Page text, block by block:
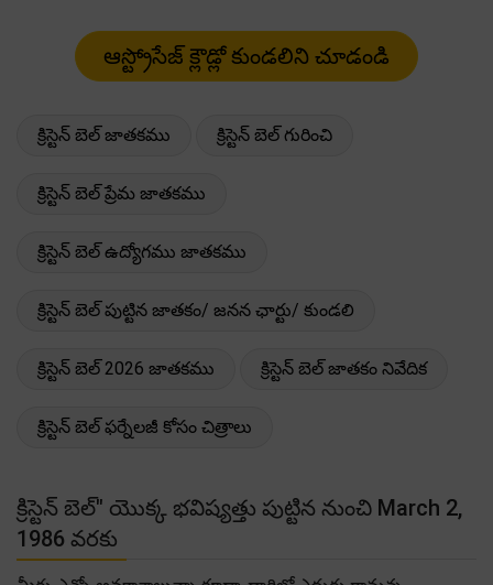
క్రిస్టెన్ బెల్ జాతకము క్రిస్టెన్ బెల్ గురించి
క్రిస్టెన్ బెల్ ప్రేమ జాతకము
క్రిస్టెన్ బెల్ ఉద్యోగము జాతకము
క్రిస్టెన్ బెల్ పుట్టిన జాతకం/ జనన ఛార్టు/ కుండలి
క్రిస్టెన్ బెల్ 2026 జాతకము క్రిస్టెన్ బెల్ జాతకం నివేదిక
క్రిస్టెన్ బెల్ ఫర్నేలజీ కోసం చిత్రాలు
క్రిస్టెన్ బెల్" యొక్క భవిష్యత్తు పుట్టిన నుంచి March 2,
1986 వరకు